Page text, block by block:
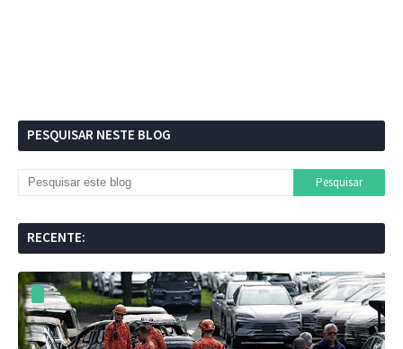
PESQUISAR NESTE BLOG
RECENTE: